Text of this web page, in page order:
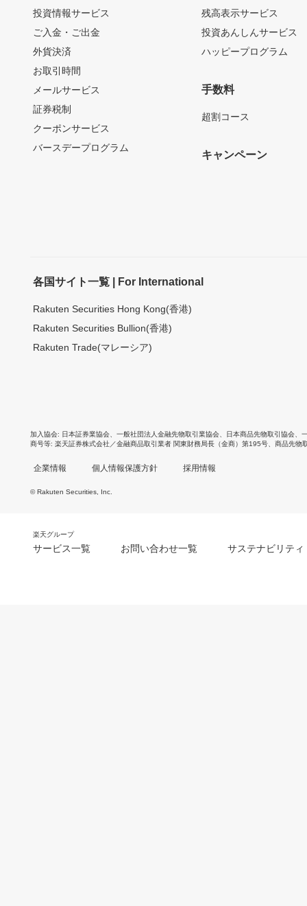
投資情報サービス
ご入金・ご出金
外貨決済
お取引時間
メールサービス
証券税制
クーポンサービス
バースデープログラム
残高表示サービス
投資あんしんサービス
ハッピープログラム
手数料
超割コース
キャンペーン
各国サイト一覧 | For International
Rakuten Securities Hong Kong(香港)
Rakuten Securities Bullion(香港)
Rakuten Trade(マレーシア)
加入協会 日本証券業協会 一般社団法人金融先物取引業協会 日本商品先物取引協会
商号等 楽天証券株式会社／金融商品取引業者 関東財務局長（金商）第195号、商品先物
企業情報 個人情報保護方針 採用情報
© Rakuten Securities, Inc.
楽天グループ
サービス一覧 お問い合わせ一覧 サステナビリティ